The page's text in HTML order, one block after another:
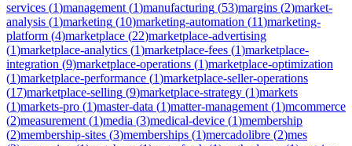
services (1)management (1)manufacturing (53)margins (2)market-
analysis (1)marketing (10)marketing-automation (11)marketing-
platform (4)marketplace (22)marketplace-advertising
(1)marketplace-analytics (1)marketplace-fees (1)marketplace-
integration (9)marketplace-operations (1)marketplace-optimization
(1)marketplace-performance (1)marketplace-seller-operations
(17)marketplace-selling (9)marketplace-strategy (1)markets
(1)markets-pro (1)master-data (1)matter-management (1)mcommerce
(2)measurement (1)media (3)medical-device (1)membership
(2)membership-sites (3)memberships (1)mercadolibre (2)mes